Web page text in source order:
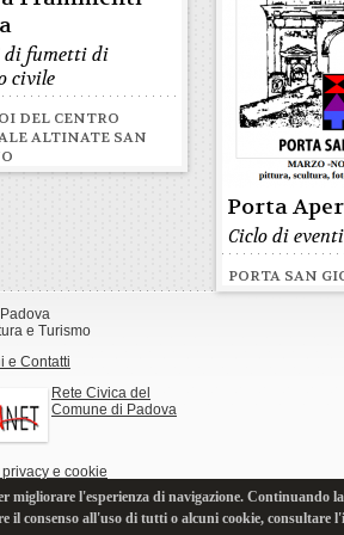
di fumetti di
civile
DEL CENTRO
ALTINATE SAN
Porta
Ciclo di
PORTA SAN
e Turismo
e Contatti
Rete Civica del
Comune di Padova
e cookie
migliorare l'esperienza di navigazione. Continuando
il consenso all'uso di tutti o alcuni cookie, consultare